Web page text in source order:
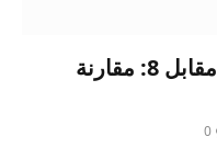
الميزات الصحية للسلسلة 9 مقابل 8: مقارنة
0